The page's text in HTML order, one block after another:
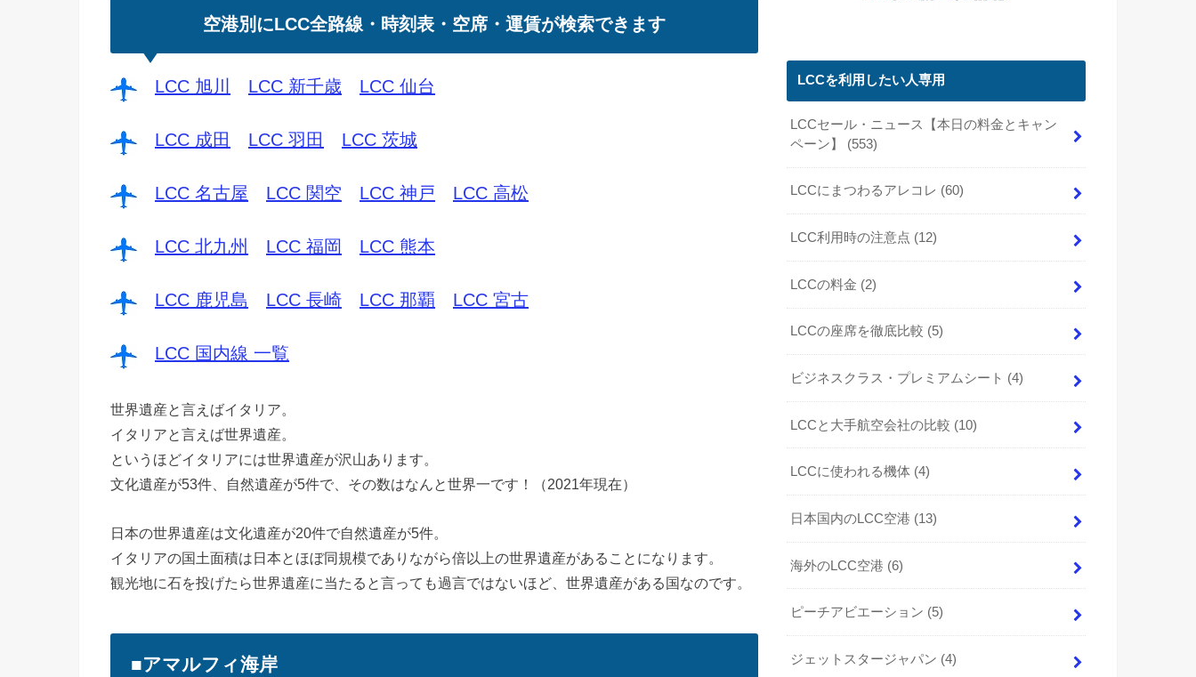
空港別にLCC全路線・時刻表・空席・運賃が検索できます
LCC 旭川 LCC 新千歳 LCC 仙台
LCC 成田 LCC 羽田 LCC 茨城
LCC 名古屋 LCC 関空 LCC 神戸 LCC 高松
LCC 北九州 LCC 福岡 LCC 熊本
LCC 鹿児島 LCC 長崎 LCC 那覇 LCC 宮古
LCC 国内線 一覧
世界遺産と言えばイタリア。
イタリアと言えば世界遺産。
というほどイタリアには世界遺産が沢山あります。
文化遺産が53件、自然遺産が5件で、その数はなんと世界一です！（2021年現在）
日本の世界遺産は文化遺産が20件で自然遺産が5件。
イタリアの国土面積は日本とほぼ同規模でありながら倍以上の世界遺産があることになります。
観光地に石を投げたら世界遺産に当たると言っても過言ではないほど、世界遺産がある国なのです。
■アマルフィ海岸
LCCを利用したい人専用
LCCセール・ニュース【本日の料金とキャン
ペーン】 (553)
LCCにまつわるアレコレ (60)
LCC利用時の注意点 (12)
LCCの料金 (2)
LCCの座席を徹底比較 (5)
ビジネスクラス・プレミアムシート (4)
LCCと大手航空会社の比較 (10)
LCCに使われる機体 (4)
日本国内のLCC空港 (13)
海外のLCC空港 (6)
ピーチアビエーション (5)
ジェットスタージャパン (4)